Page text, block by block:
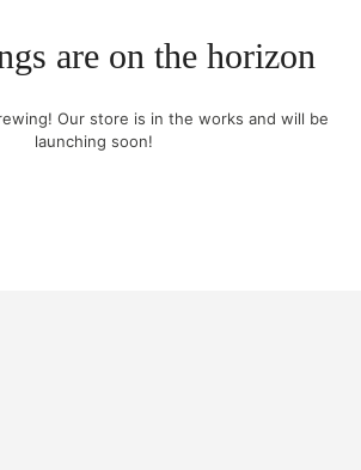
are on the horizon
Our store is in the works and will be
launching soon!